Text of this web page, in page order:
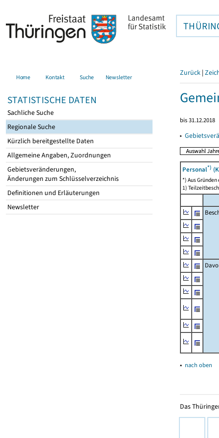
Home Kontakt Suche Newsletter
STATISTISCHE DATEN
Sachliche Suche
Regionale Suche
Kürzlich bereitgestellte Daten
Allgemeine Angaben, Zuordnungen
Gebietsveränderungen,
Änderungen zum Schlüsselverzeichnis
Definitionen und Erläuterungen
Newsletter
Zurück |
bis 31.12.2018
▸
Personal*)
*) Aus
1)
▴ nach oben
Das